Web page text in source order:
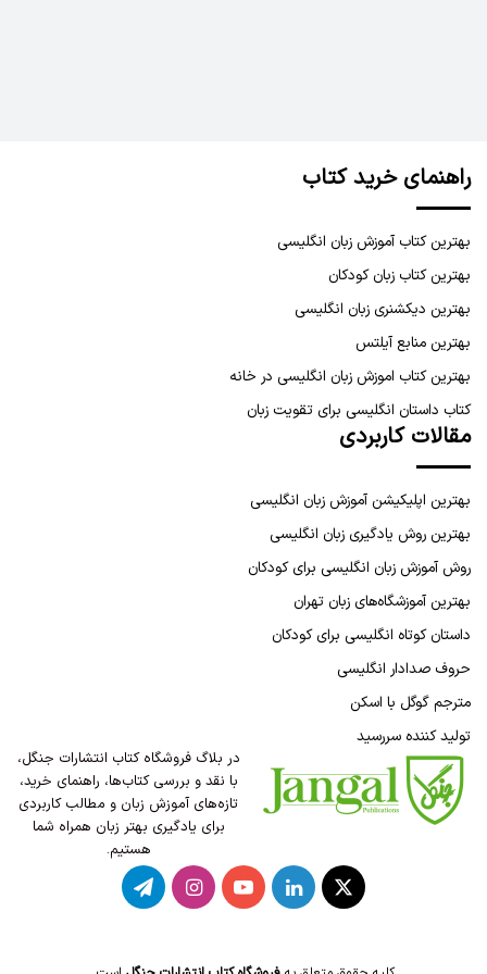
راهنمای خرید کتاب
بهترین کتاب آموزش زبان انگلیسی
بهترین کتاب زبان کودکان
بهترین دیکشنری زبان انگلیسی
بهترین منابع آیلتس
بهترین کتاب اموزش زبان انگلیسی در خانه
کتاب داستان انگلیسی برای تقویت زبان
مقالات کاربردی
بهترین اپلیکیشن آموزش زبان انگلیسی
بهترین روش یادگیری زبان انگلیسی
روش آموزش زبان انگلیسی برای کودکان
بهترین آموزشگاه‌های زبان تهران
داستان کوتاه انگلیسی برای کودکان
حروف صدادار انگلیسی
مترجم گوگل با اسکن
تولید کننده سررسید
در بلاگ فروشگاه کتاب انتشارات جنگل،
با نقد و بررسی کتاب‌ها، راهنمای خرید،
تازه‌های آموزش زبان و مطالب کاربردی
برای یادگیری بهتر زبان همراه شما
هستیم.
X لینکدینیوتیوباینستاگرامتلگرام